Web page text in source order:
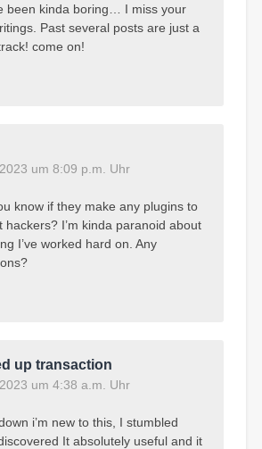
been kinda boring… I miss your
Past several posts are just a
come on!
um 8:09 p.m. Uhr
know if they make any plugins to
hackers? I’m kinda paranoid about
I’ve worked hard on. Any
up transaction
um 4:38 a.m. Uhr
i’m new to this, I stumbled
It absolutely useful and it